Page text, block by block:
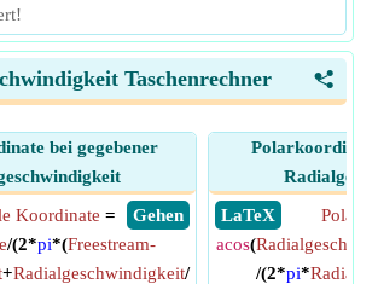
<
Taschenrechner
bei gegebener
​ Gehen
Koordinate =
/(2*pi*(Freestream-
+Radialgeschwindigkeit/
​ LaTeX
acos(
/(2*pi*Radiale